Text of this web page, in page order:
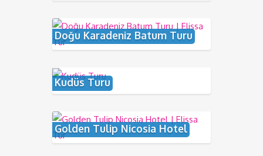
Doğu Karadeniz Batum Turu
Kudüs Turu
Golden Tulip Nicosia Hotel